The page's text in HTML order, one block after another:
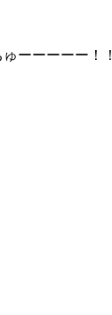
ーーーーー！！